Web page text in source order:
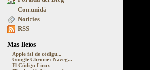
Comunidá
Noticies
RSS
Mas lleíos
Apple fai de códigu...
Google Chrome: Naveg...
El Código Linux